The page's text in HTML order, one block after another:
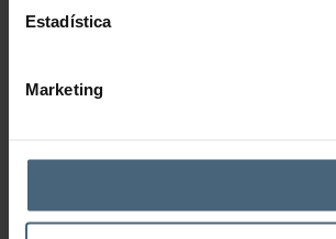
Estadística
Marketing